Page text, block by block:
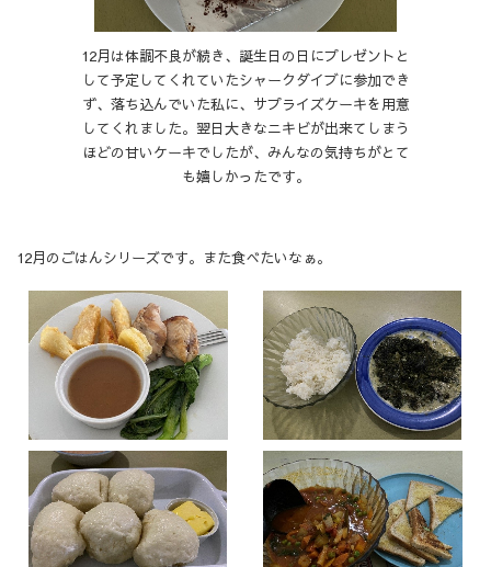
12月は体調不良が続き、誕生日の日にプレゼントと
して予定してくれていたシャークダイブに参加でき
ず、落ち込んでいた私に、サプライズケーキを用意
してくれました。翌日大きなニキビが出来てしまう
ほどの甘いケーキでしたが、みんなの気持ちがとて
も嬉しかったです。
12月のごはんシリーズです。また食べたいなぁ。